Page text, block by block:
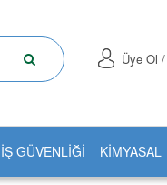
Üye Ol
İŞ GÜVENLİĞİ KİMYASAL